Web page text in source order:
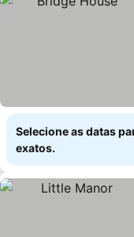
Selecione as datas
exatos.